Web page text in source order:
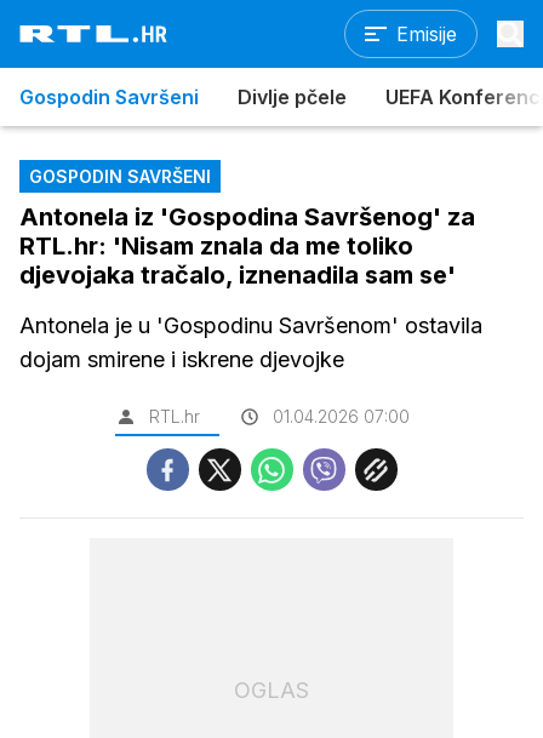
Emisije
Gospodin Savršeni Divlje pčele UEFA
GOSPODIN SAVRŠENI
Antonela iz 'Gospodina Savršenog' za
RTL.hr: 'Nisam znala da me toliko
djevojaka tračalo, iznenadila sam se'
Antonela je u 'Gospodinu Savršenom' ostavila
dojam smirene i iskrene djevojke
RTL.hr 01.04.2026 07:00
OGLAS